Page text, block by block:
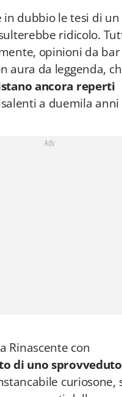
dubbio le tesi di un
ridicolo.
opinioni da bar
aura da leggenda,
ancora reperti
a duemila anni
Adv
Rinascente con
di uno
curiosone,